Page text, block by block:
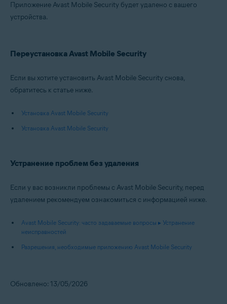
Приложение Avast Mobile Security будет удалено с вашего
устройства.
Переустановка Avast Mobile Security
Если вы хотите установить Avast Mobile Security снова,
обратитесь к статье ниже.
Установка Avast Mobile Security
Установка Avast Mobile Security
Устранение проблем без удаления
Если у вас возникли проблемы с Avast Mobile Security, перед
удалением рекомендуем ознакомиться с информацией ниже.
Avast Mobile Security: часто задаваемые вопросы ▸ Устранение
неисправностей
Разрешения, необходимые приложению Avast Mobile Security
Обновлено: 13/05/2026